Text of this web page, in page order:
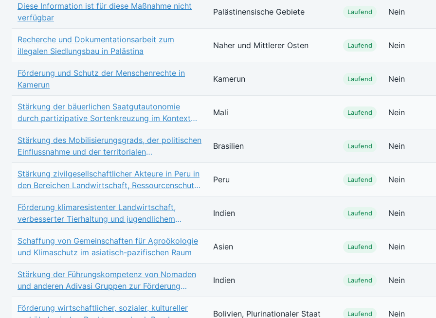
Diese Information ist für diese Maßnahme nicht
verfügbar
Palästinensische Gebiete Laufend Nein
Recherche und Dokumentationsarbeit zum
illegalen Siedlungsbau in Palästina
Naher und Mittlerer Osten Laufend Nein
Förderung und Schutz der Menschenrechte in
Kamerun
Kamerun Laufend Nein
Stärkung der bäuerlichen Saatgutautonomie
durch partizipative Sortenkreuzung im Kontext
Mali Laufend Nein
Stärkung des Mobilisierungsgrads, der politischen
Einflussnahme und der territorialen
Brasilien Laufend Nein
Stärkung zivilgesellschaftlicher Akteure in Peru in
den Bereichen Landwirtschaft, Ressourcenschutz,
Peru Laufend Nein
Förderung klimaresistenter Landwirtschaft,
verbesserter Tierhaltung und jugendlichem
Indien
Indien Laufend Nein
Schaffung von Gemeinschaften für Agroökologie
und Klimaschutz im asiatisch-pazifischen Raum
Asien Laufend Nein
Stärkung der Führungskompetenz von Nomaden
und anderen Adivasi Gruppen zur Förderung
Indien Laufend Nein
Förderung wirtschaftlicher, sozialer, kultureller
Bolivien, Plurinationaler Staat Laufend Nein